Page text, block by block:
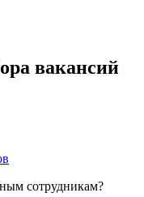
вакансий
сотрудникам?